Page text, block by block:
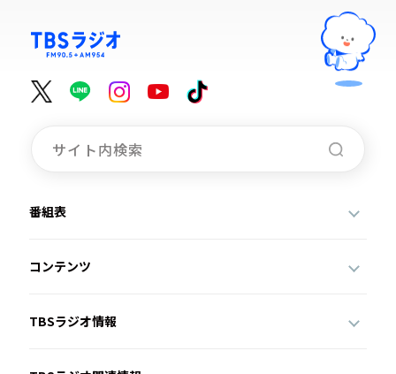
番組表
コンテンツ
TBSラジオ情報